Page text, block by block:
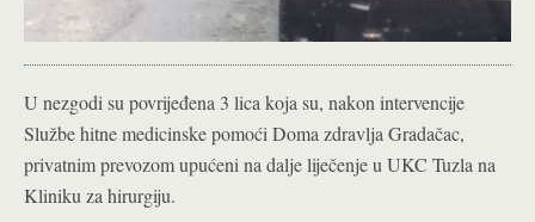
U nezgodi su povrijeđena 3 lica koja su, nakon intervencije
Službe hitne medicinske pomoći Doma zdravlja Gradačac,
privatnim prevozom upućeni na dalje liječenje u UKC Tuzla na
Kliniku za hirurgiju.